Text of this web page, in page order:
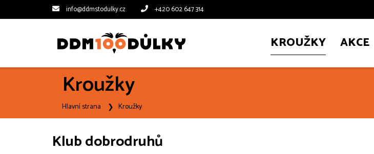
info@ddmstodulky.cz +420 602 647 314
KROUŽKY AKCE
Kroužky
Hlavní strana Kroužky
Klub dobrodruhů